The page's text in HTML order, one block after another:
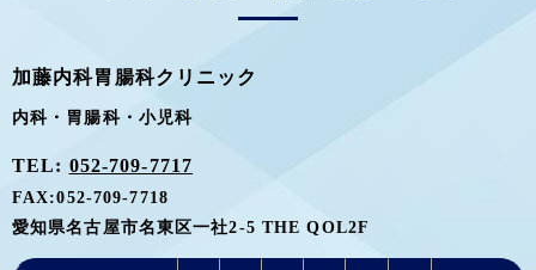
加藤内科胃腸科クリニック
内科・胃腸科・小児科
TEL: 052-709-7717
FAX:052-709-7718
愛知県名古屋市名東区一社2-5 THE QOL2F